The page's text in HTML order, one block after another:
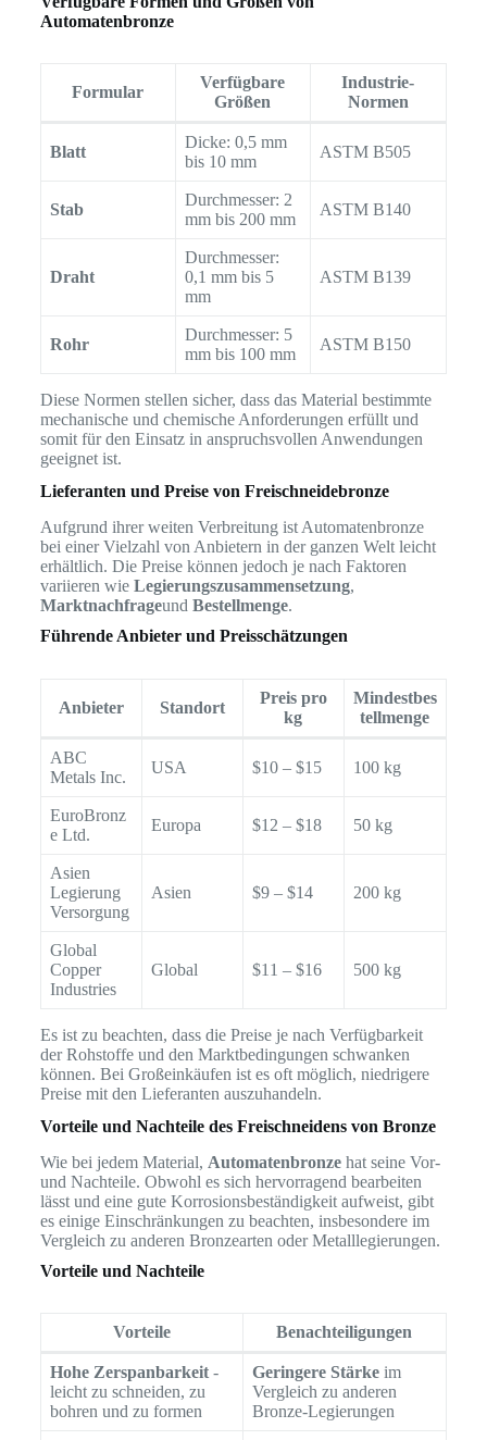
Automatenbronze
Formular
Verfügbare
Größen
Industrie-
Normen
Blatt
Dicke: 0,5 mm
bis 10 mm
ASTM B505
Stab
Durchmesser: 2
mm bis 200 mm
ASTM B140
Draht
Durchmesser:
0,1 mm bis 5
mm
ASTM B139
Rohr
Durchmesser: 5
mm bis 100 mm
ASTM B150
Diese Normen stellen sicher, dass das Material bestimmte
mechanische und chemische Anforderungen erfüllt und
somit für den Einsatz in anspruchsvollen Anwendungen
geeignet ist.
Lieferanten und Preise von Freischneidebronze
Aufgrund ihrer weiten Verbreitung ist Automatenbronze
bei einer Vielzahl von Anbietern in der ganzen Welt leicht
erhältlich. Die Preise können jedoch je nach Faktoren
variieren wie Legierungszusammensetzung,
Marktnachfrageund Bestellmenge.
Führende Anbieter und Preisschätzungen
Anbieter Standort
Preis pro
kg
Mindestbes
tellmenge
ABC
Metals Inc.
USA $10 – $15 100 kg
EuroBronz
e Ltd.
Europa $12 – $18 50 kg
Asien
Legierung
Versorgung
Asien $9 – $14 200 kg
Global
Copper
Industries
Global $11 – $16 500 kg
Es ist zu beachten, dass die Preise je nach Verfügbarkeit
der Rohstoffe und den Marktbedingungen schwanken
können. Bei Großeinkäufen ist es oft möglich, niedrigere
Preise mit den Lieferanten auszuhandeln.
Vorteile und Nachteile des Freischneidens von Bronze
Wie bei jedem Material, Automatenbronzehat seine Vor-
und Nachteile. Obwohl es sich hervorragend bearbeiten
lässt und eine gute Korrosionsbeständigkeit aufweist, gibt
es einige Einschränkungen zu beachten, insbesondere im
Vergleich zu anderen Bronzearten oder Metalllegierungen.
Vorteile und Nachteile
Vorteile Benachteiligungen
Hohe Zerspanbarkeit-
leicht zu schneiden, zu
bohren und zu formen
Geringere Stärkeim
Vergleich zu anderen
Bronze-Legierungen